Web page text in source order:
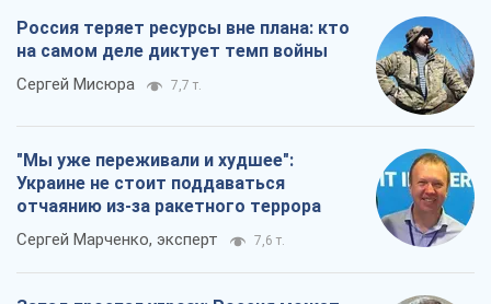
Россия теряет ресурсы вне плана: кто
на самом деле диктует темп войны
Сергей Мисюра 7,7 т.
"Мы уже переживали и худшее":
Украине не стоит поддаваться
отчаянию из-за ракетного террора
Сергей Марченко, эксперт 7,6 т.